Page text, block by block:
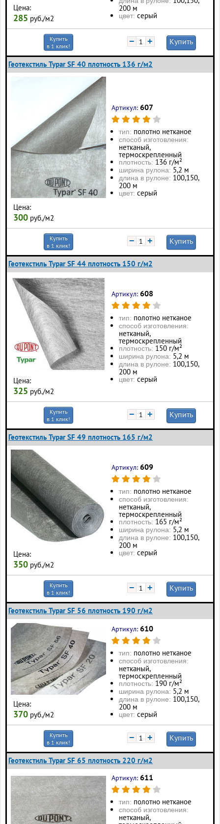
Цена:
285 руб./м2
200 м
цвет: серый
Купить
в 1 клик!
− + Купить
Геотекстиль Typar SF 40 плотность 136 г/м2
Цена:
300 руб./м2
Артикул: 607
тип: полотно нетканое
способ изготовления:
нетканый,
термоскрепленный
плотность: 136 г/м²
ширина рулона: 5,2 м
длина в рулоне: 100, 150,
200 м
цвет: серый
Купить
в 1 клик!
− + Купить
Геотекстиль Typar SF 44 плотность 150 г/м2
Цена:
325 руб./м2
Артикул: 608
тип: полотно нетканое
способ изготовления:
нетканый,
термоскрепленный
плотность: 150 г/м²
ширина рулона: 5,2 м
длина в рулоне: 100, 150,
200 м
цвет: серый
Купить
в 1 клик!
− + Купить
Геотекстиль Typar SF 49 плотность 165 г/м2
Цена:
350 руб./м2
Артикул: 609
тип: полотно нетканое
способ изготовления:
нетканый,
термоскрепленный
плотность: 165 г/м²
ширина рулона: 5,2 м
длина в рулоне: 100, 150,
200 м
цвет: серый
Купить
в 1 клик!
− + Купить
Геотекстиль Typar SF 56 плотность 190 г/м2
Цена:
370 руб./м2
Артикул: 610
тип: полотно нетканое
способ изготовления:
нетканый,
термоскрепленный
плотность: 190 г/м²
ширина рулона: 5,2 м
длина в рулоне: 100, 150,
200 м
цвет: серый
Купить
в 1 клик!
− + Купить
Геотекстиль Typar SF 65 плотность 220 г/м2
Артикул: 611
тип: полотно нетканое
способ изготовления:
нетканый,